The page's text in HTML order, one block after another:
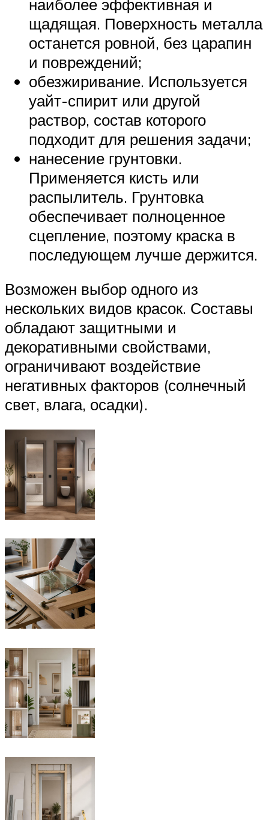
наиболее эффективная и
щадящая. Поверхность металла
останется ровной, без царапин
и повреждений;
обезжиривание. Используется
уайт-спирит или другой
раствор, состав которого
подходит для решения задачи;
нанесение грунтовки.
Применяется кисть или
распылитель. Грунтовка
обеспечивает полноценное
сцепление, поэтому краска в
последующем лучше держится.
Возможен выбор одного из
нескольких видов красок. Составы
обладают защитными и
декоративными свойствами,
ограничивают воздействие
негативных факторов (солнечный
свет, влага, осадки).